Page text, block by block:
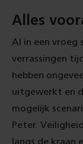
Alles
Al in een vroeg
verrassingen
hebben
uitgewerkt en
mogelijk
Peter.
langs de kraan